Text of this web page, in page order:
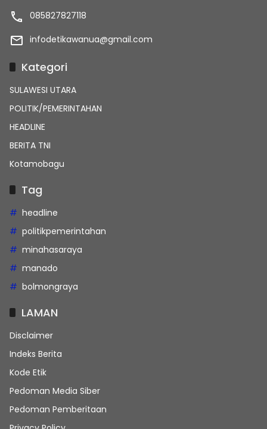
085827827118
infodetikawanua@gmail.com
Kategori
SULAWESI UTARA
POLITIK/PEMERINTAHAN
HEADLINE
BERITA TNI
Kotamobagu
Tag
headline
politikpemerintahan
minahasaraya
manado
bolmongraya
LAMAN
Disclaimer
Indeks Berita
Kode Etik
Pedoman Media Siber
Pedoman Pemberitaan